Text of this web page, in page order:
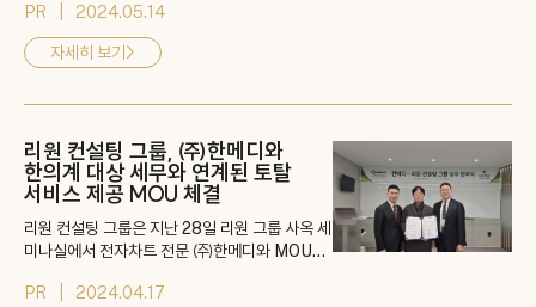
지난 17일 일산 킨텍스 제1전시장에서 개최된 한
국구매조달학회 혁신세무행정대상을 수상했다고
밝혔다. 세무법인 리원은 국세청 고위직 출신 및
법인으로 IT 기술을 바탕으로 세무기장, 법인전
PR 2024.05.14
자세히 보기>
리원 컨설팅 그룹, ㈜한메디와
한의계 대상 세무와 연계된 토탈
서비스 제공 MOU 체결
리원 컨설팅 그룹은 지난 28일 리원 그룹 사옥 세
미나실에서 전자차트 전문 ㈜한메디와 MOU를
어가 결합된 의학 전문 벤처 기업으로 한의원과
PR 2024.04.17